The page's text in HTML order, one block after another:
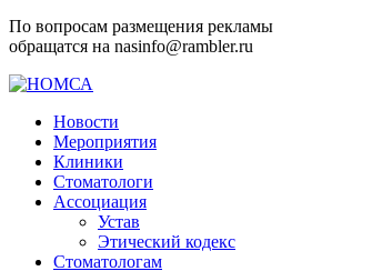
По вопросам размещения рекламы
обращатся на nasinfo@rambler.ru
Новости
Мероприятия
Клиники
Стоматологи
Ассоциация
Устав
Этический кодекс
Стоматологам